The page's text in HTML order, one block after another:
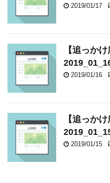
2019/01/17
【追っか
2019/01/16
【追っか
2019/01/15